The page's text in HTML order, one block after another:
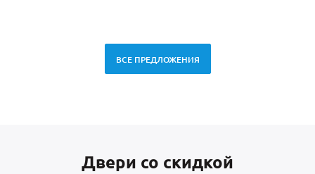
ВСЕ ПРЕДЛОЖЕНИЯ
Двери со скидкой